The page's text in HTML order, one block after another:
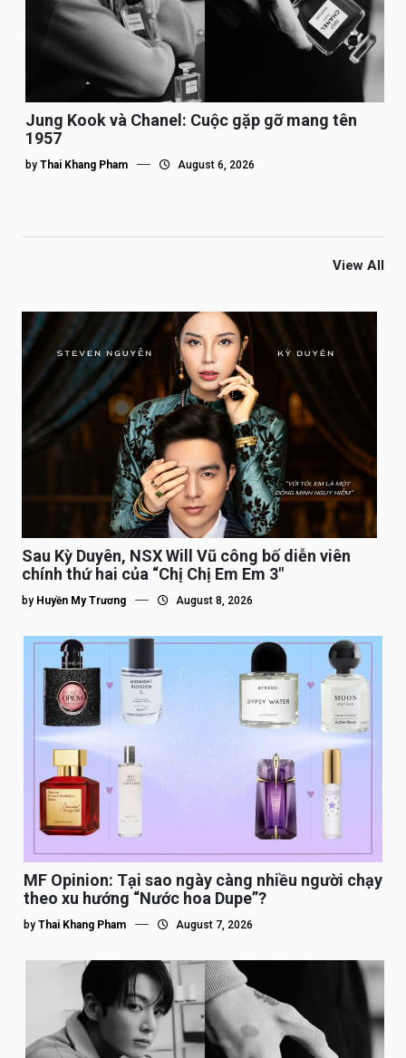
Jung Kook và Chanel: Cuộc gặp gỡ mang tên
1957
by Thai Khang Pham August 6, 2026
View All
Sau Kỳ Duyên, NSX Will Vũ công bố diễn viên
chính thứ hai của “Chị Chị Em Em 3″
by Huyền My Trương August 8, 2026
MF Opinion: Tại sao ngày càng nhiều người chạy
theo xu hướng “Nước hoa Dupe”?
by Thai Khang Pham August 7, 2026